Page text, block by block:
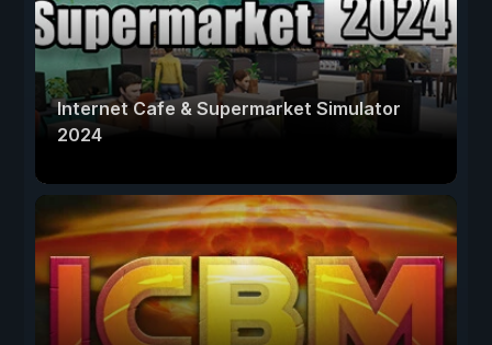
Internet Cafe & Supermarket Simulator
2024